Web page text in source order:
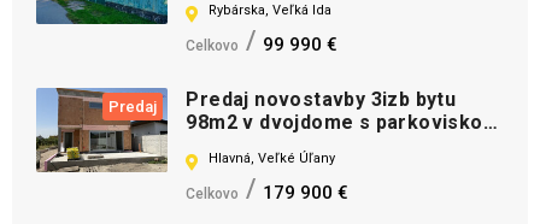
Rybárska, Veľká Ida
Celkovo 99 990 €
Predaj
Predaj novostavby 3izb bytu
98m2 v dvojdome s parkoviskom
Hlavná, Veľké Úľany
Celkovo 179 900 €